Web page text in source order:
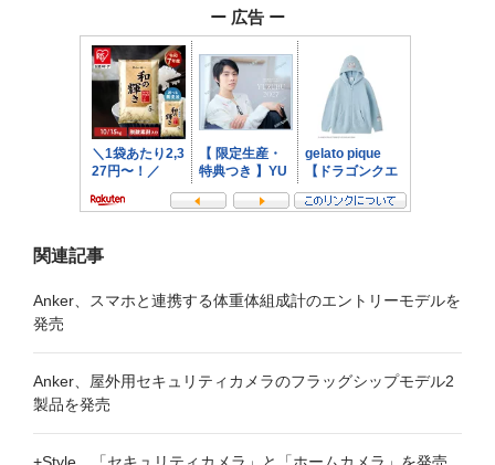
ー 広告 ー
関連記事
Anker、スマホと連携する体重体組成計のエントリーモデルを
発売
Anker、屋外用セキュリティカメラのフラッグシップモデル2
製品を発売
+Style、「セキュリティカメラ」と「ホームカメラ」を発売